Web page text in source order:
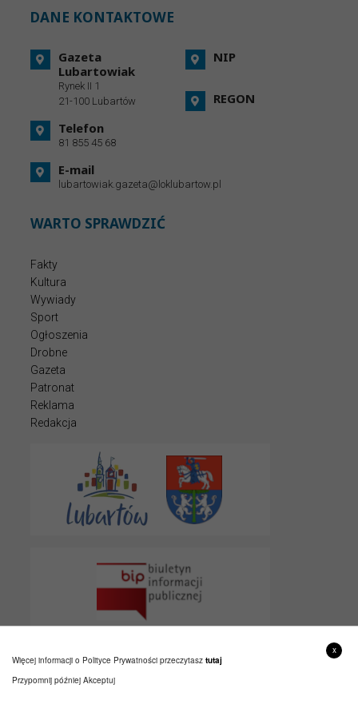
DANE KONTAKTOWE
Gazeta
Lubartowiak
Rynek II 1
21-100 Lubartów
Telefon
81 855 45 68
E-mail
lubartowiak.gazeta@loklubartow.pl
NIP
REGON
WARTO SPRAWDZIĆ
Fakty
Kultura
Wywiady
Sport
Ogłoszenia
Drobne
Gazeta
Patronat
Reklama
Redakcja
x
Więcej informacji o Polityce Prywatności przeczytasz tutaj
Przypomnij później Akceptuj